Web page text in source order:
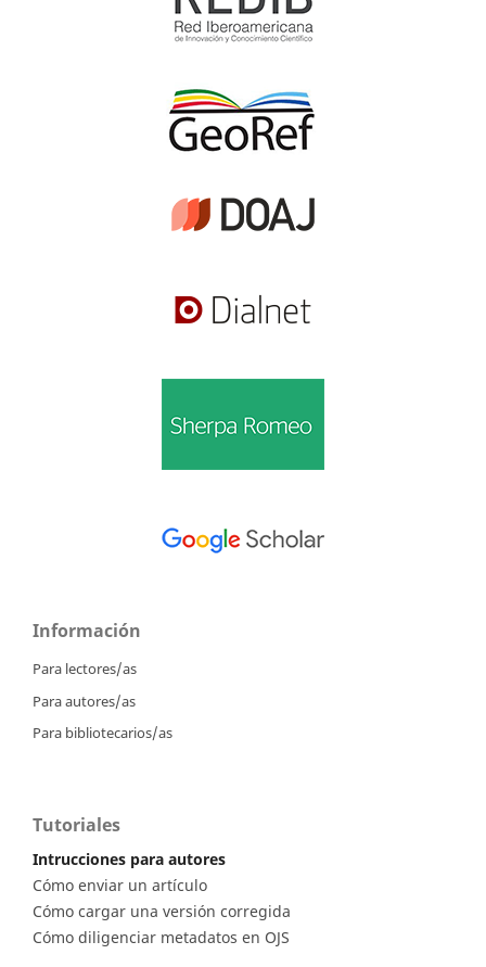
Información
Para lectores/as
Para autores/as
Para bibliotecarios/as
Tutoriales
Intrucciones para autores
Cómo enviar un artículo
Cómo cargar una versión corregida
Cómo diligenciar metadatos en OJS